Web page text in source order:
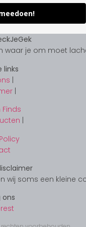
je om moet
links
|
|
wij soms een kleine
ons